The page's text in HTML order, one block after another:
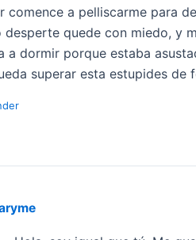
comence a pelliscarme para
desperte quede con miedo, y
a dormir porque estaba
superar esta estupides de